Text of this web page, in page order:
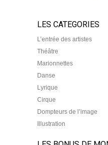
LES CATEGORIES
L’entrée des artistes
Théâtre
Marionnettes
Danse
Lyrique
Cirque
Dompteurs de l’image
Illustration